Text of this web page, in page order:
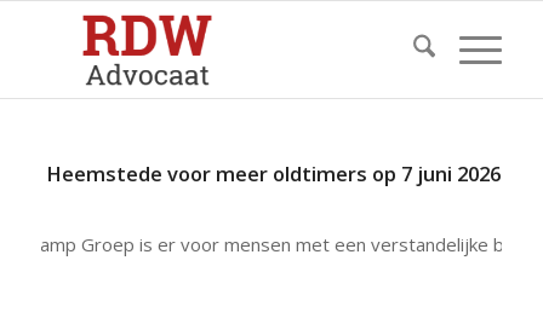
Heemstede voor meer oldtimers op 7 juni 2026…
Groep is er voor mensen met een verstandelijke